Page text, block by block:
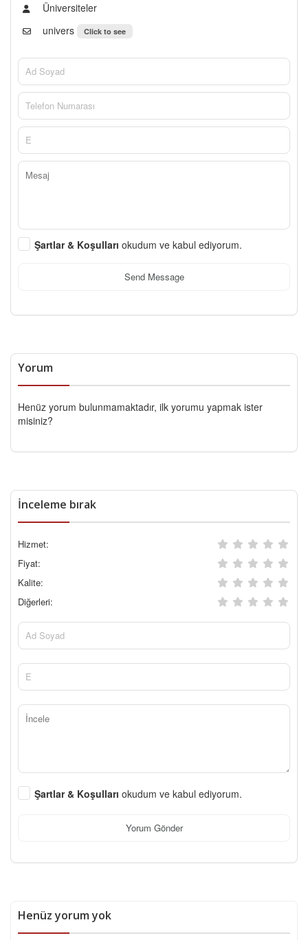
Üniversiteler
univers
Click to see
Şartlar & Koşulları okudum ve kabul ediyorum.
Send Message
Yorum
Henüz yorum bulunmamaktadır, ilk yorumu yapmak ister
misiniz?
İnceleme bırak
Hizmet:
Fiyat:
Kalite:
Diğerleri:
Şartlar & Koşulları okudum ve kabul ediyorum.
Yorum Gönder
Henüz yorum yok